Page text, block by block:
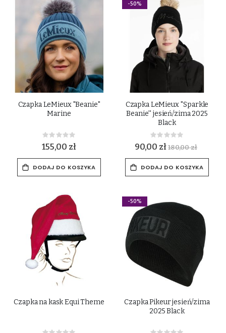
Czapka LeMieux "Beanie"
Marine
Rating:
0%
155,00 zł
DODAJ DO KOSZYKA
-50%
Czapka LeMieux ''Sparkle
Beanie'' jesień/zima 2025
Black
Rating:
0%
90,00 zł180,00 zł
DODAJ DO KOSZYKA
Czapka na kask Equi Theme
-50%
Czapka Pikeur jesień/zima
2025 Black